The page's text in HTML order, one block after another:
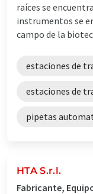
raíces se
instrumentos se
campo de la
estaciones de
estaciones de
pipetas
HTA S.r.l.
Fabricante,